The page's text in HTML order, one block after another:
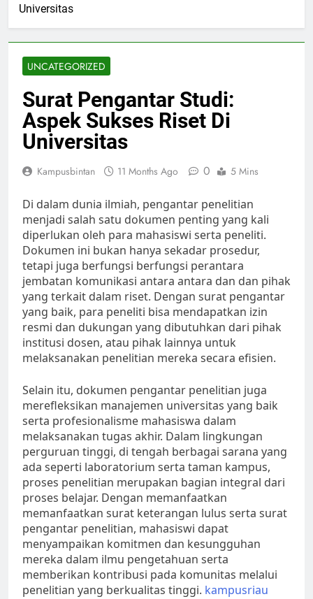
Universitas
UNCATEGORIZED
Surat Pengantar Studi:
Aspek Sukses Riset Di
Universitas
Kampusbintan 11 Months Ago 0 5 Mins
Di dalam dunia ilmiah, pengantar penelitian
menjadi salah satu dokumen penting yang kali
diperlukan oleh para mahasiswi serta peneliti.
Dokumen ini bukan hanya sekadar prosedur,
tetapi juga berfungsi berfungsi perantara
jembatan komunikasi antara antara dan dan pihak
yang terkait dalam riset. Dengan surat pengantar
yang baik, para peneliti bisa mendapatkan izin
resmi dan dukungan yang dibutuhkan dari pihak
institusi dosen, atau pihak lainnya untuk
melaksanakan penelitian mereka secara efisien.
Selain itu, dokumen pengantar penelitian juga
merefleksikan manajemen universitas yang baik
serta profesionalisme mahasiswa dalam
melaksanakan tugas akhir. Dalam lingkungan
perguruan tinggi, di tengah berbagai sarana yang
ada seperti laboratorium serta taman kampus,
proses penelitian merupakan bagian integral dari
proses belajar. Dengan memanfaatkan
memanfaatkan surat keterangan lulus serta surat
pengantar penelitian, mahasiswi dapat
menyampaikan komitmen dan kesungguhan
mereka dalam ilmu pengetahuan serta
memberikan kontribusi pada komunitas melalui
penelitian yang berkualitas tinggi. kampusriau